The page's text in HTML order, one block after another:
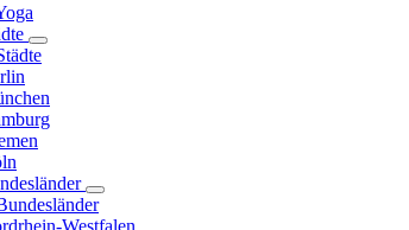
Westfalen